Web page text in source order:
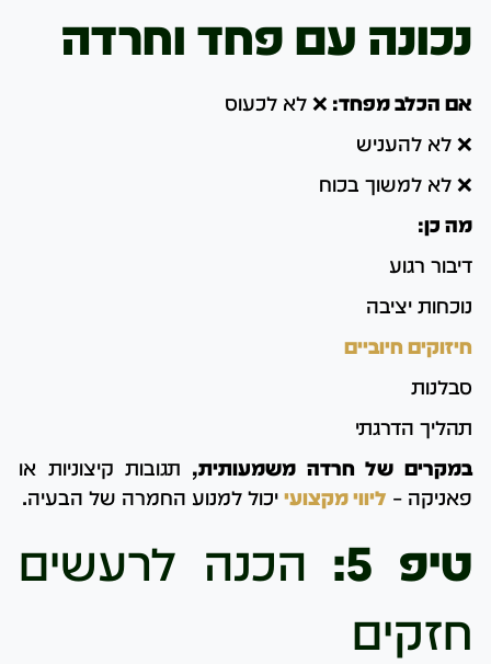
נכונה עם פחד וחרדה
אם הכלב מפחד: ❌ לא לכעוס
❌ לא להעניש
❌ לא למשוך בכוח
מה כן:
דיבור רגוע
נוכחות יציבה
חיזוקים חיוביים
סבלנות
תהליך הדרגתי
במקרים של חרדה משמעותית, תגובות קיצוניות או
פאניקה – ליווי מקצועי יכול למנוע החמרה של הבעיה.
טיפ 5:
הכנה לרעשים
חזקים